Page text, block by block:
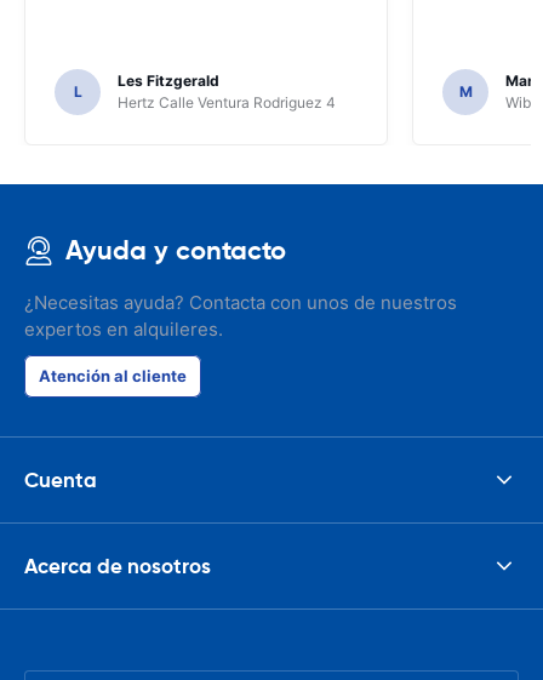
L
Les Fitzgerald
Hertz Calle Ventura Rodriguez 4
M
Ayuda y contacto
¿Necesitas ayuda? Contacta con unos de nuestros
expertos en alquileres.
Atención al cliente
Cuenta
Acerca de nosotros